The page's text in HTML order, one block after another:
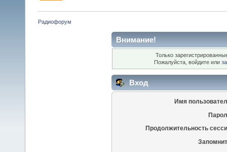
Радиофорум
Внимание!
Только
Пожалуйста, войдите или
Вход
Имя
Продолжительность